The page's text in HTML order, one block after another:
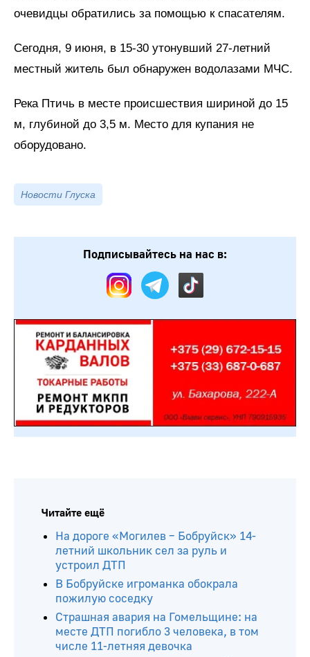
очевидцы обратились за помощью к спасателям.
Сегодня, 9 июня, в 15-30 утонувший 27-летний
местный житель был обнаружен водолазами МЧС.
Река Птичь в месте происшествия шириной до 15
м, глубиной до 3,5 м. Место для купания не
оборудовано.
Новости Глуска
Подписывайтесь на нас в:
Читайте ещё
На дороге «Могилев – Бобруйск» 14-
летний школьник сел за руль и
устроил ДТП
В Бобруйске игроманка обокрала
пожилую соседку
Страшная авария на Гомельщине: на
месте ДТП погибло 3 человека, в том
числе 11-летняя девочка